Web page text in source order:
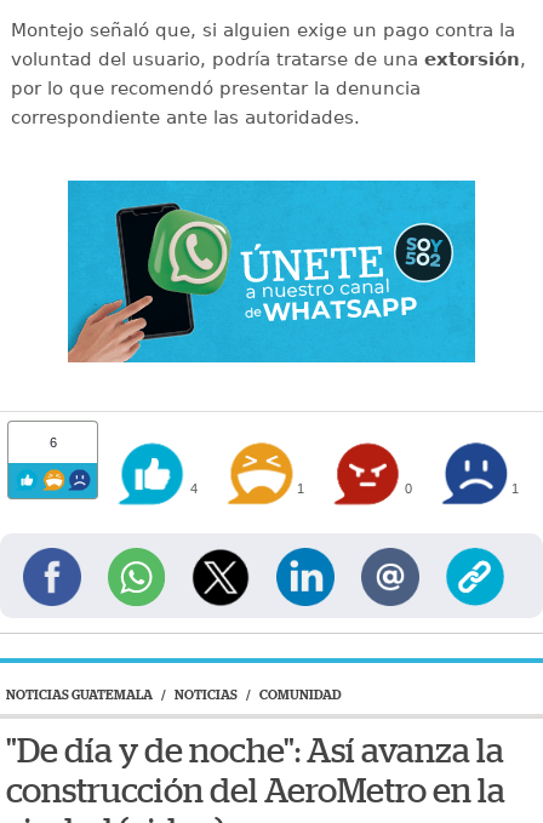
Montejo señaló que, si alguien exige un pago contra la
voluntad del usuario, podría tratarse de una extorsión,
por lo que recomendó presentar la denuncia
correspondiente ante las autoridades.
6
4 1 0 1
NOTICIAS GUATEMALA / NOTICIAS / COMUNIDAD
"De día y de noche": Así avanza la
construcción del AeroMetro en la